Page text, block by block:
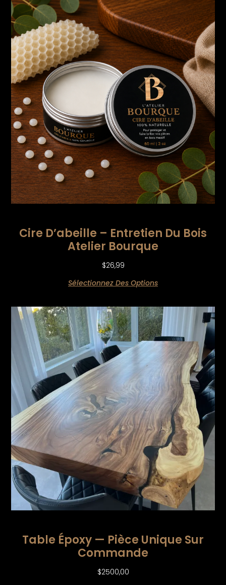
Cire D’abeille – Entretien Du Bois
Atelier Bourque
$26,99
Sélectionnez Des Options
Table Époxy — Pièce Unique Sur
Commande
$2500,00